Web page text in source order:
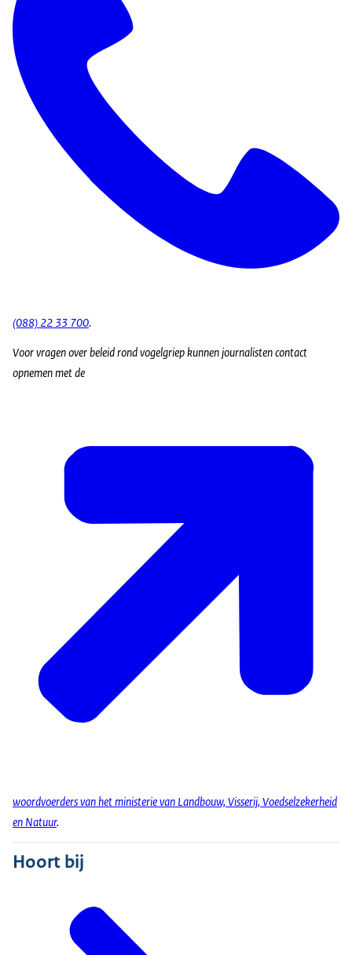
(088) 22 33 700.
Voor vragen over beleid rond vogelgriep kunnen journalisten contact
opnemen met de
woordvoerders van het ministerie van Landbouw, Visserij, Voedselzekerheid
en Natuur.
Hoort bij